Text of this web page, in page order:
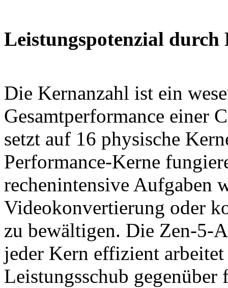
Leistungspotenzial
Die Kernanzahl ist ein
Gesamtperformance einer
setzt auf 16 physische
Performance-Kerne
rechenintensive Aufgaben
Videokonvertierung oder
zu bewältigen. Die Zen-5-
jeder Kern effizient
Leistungsschub